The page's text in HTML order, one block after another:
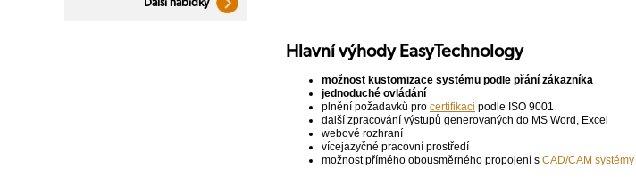
Další nabídky
Hlavní výhody EasyTechnology
možnost kustomizace systému podle přání zákazníka
jednoduché ovládání
plnění požadavků pro certifikaci podle ISO 9001
další zpracování výstupů generovaných do MS Word, Excel
webové rozhraní
vícejazyčné pracovní prostředí
možnost přímého obousměrného propojení s CAD/CAM